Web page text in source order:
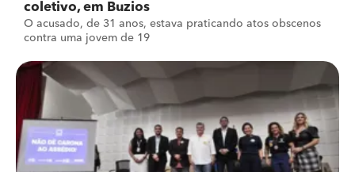
coletivo, em Buzios
O acusado, de 31 anos, estava praticando atos obscenos
contra uma jovem de 19